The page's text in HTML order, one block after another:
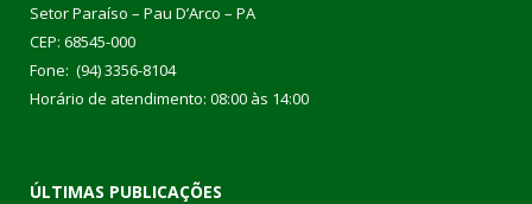
Setor Paraíso – Pau D’Arco – PA
CEP: 68545-000
Fone: (94) 3356-8104
Horário de atendimento: 08:00 às 14:00
ÚLTIMAS PUBLICAÇÕES